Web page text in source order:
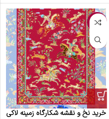
-3%
خرید نخ و نقشه شکارگاه زمینه لاکی